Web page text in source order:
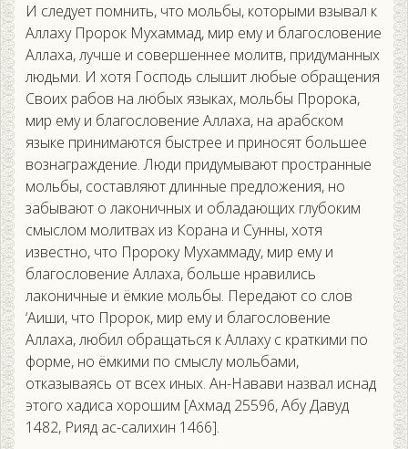
И следует помнить, что мольбы, которыми взывал к
Аллаху Пророк Мухаммад, мир ему и благословение
Аллаха, лучше и совершеннее молитв, придуманных
людьми. И хотя Господь слышит любые обращения
Своих рабов на любых языках, мольбы Пророка,
мир ему и благословение Аллаха, на арабском
языке принимаются быстрее и приносят большее
вознаграждение. Люди придумывают пространные
мольбы, составляют длинные предложения, но
забывают о лаконичных и обладающих глубоким
смыслом молитвах из Корана и Сунны, хотя
известно, что Пророку Мухаммаду, мир ему и
благословение Аллаха, больше нравились
лаконичные и ёмкие мольбы. Передают со слов
‘Аиши, что Пророк, мир ему и благословение
Аллаха, любил обращаться к Аллаху с краткими по
форме, но ёмкими по смыслу мольбами,
отказываясь от всех иных. Ан-Навави назвал иснад
этого хадиса хорошим [Ахмад 25596, Абу Давуд
1482, Рияд ас-салихин 1466].